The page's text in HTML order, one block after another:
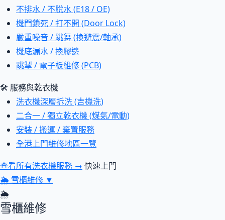
不排水 / 不脫水 (E18 / OE)
機門鎖死 / 打不開 (Door Lock)
嚴重噪音 / 跳舞 (換避震/軸承)
機底漏水 / 換膠邊
跳掣 / 電子板維修 (PCB)
🛠 服務與乾衣機
洗衣機深層拆洗 (吉機洗)
二合一 / 獨立乾衣機 (煤氣/電動)
安裝 / 搬運 / 棄置服務
全港上門維修地區一覽
查看所有洗衣機服務 → 快速上門
🌦 雪櫃維修 ▼
🌦
雪櫃維修